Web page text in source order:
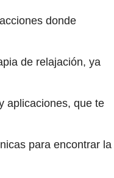
donde
de relajación, ya
aplicaciones, que te
para encontrar la